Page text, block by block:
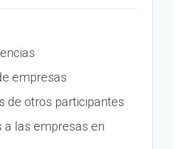
empresas
de otros participantes
a las empresas en